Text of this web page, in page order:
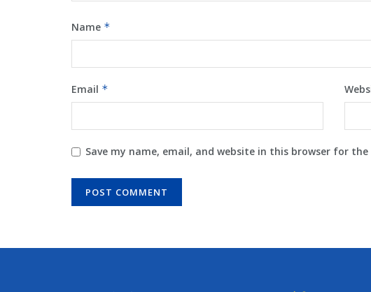
Name *
Email *
Save my name, email, and website in this browser for